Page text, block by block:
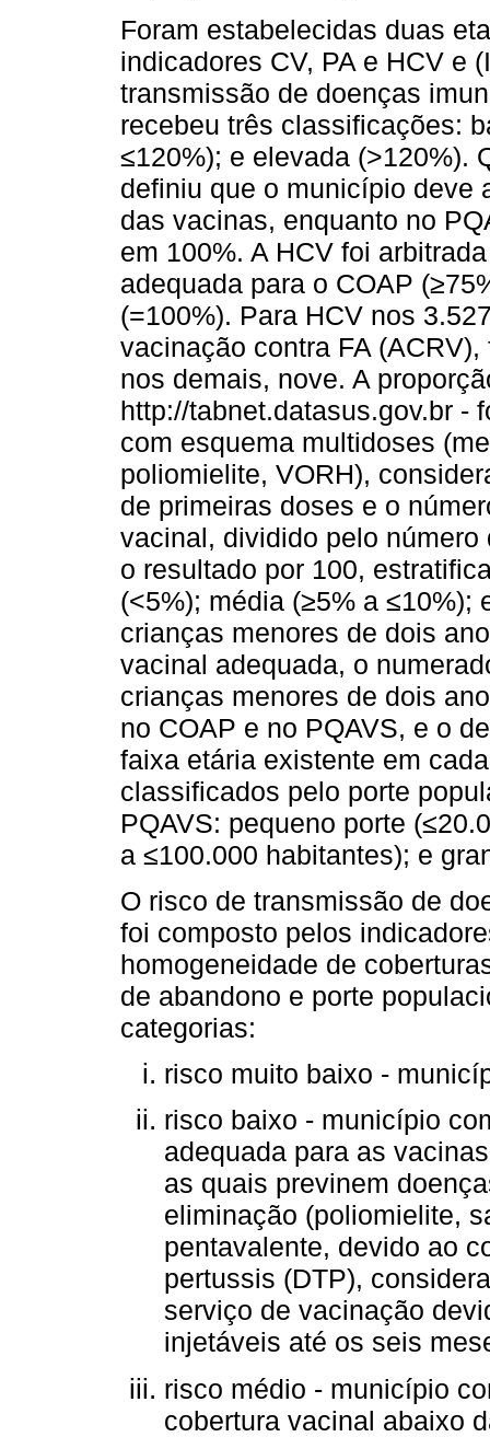
Foram estabelecidas duas
indicadores CV, PA e HCV e
transmissão de doenças
recebeu três classificações:
≤120%); e elevada (>120%).
definiu que o município deve
das vacinas, enquanto no
em 100%. A HCV foi
adequada para o COAP
(=100%). Para HCV nos
vacinação contra FA
nos demais, nove. A
http://tabnet.datasus.gov.br -
com esquema multidoses
poliomielite, VORH),
de primeiras doses e o
vacinal, dividido pelo
o resultado por 100,
(<5%); média (≥5% a ≤10%);
crianças menores de dois
vacinal adequada, o
crianças menores de dois
no COAP e no PQAVS, e o
faixa etária existente em
classificados pelo porte
PQAVS: pequeno porte
a ≤100.000 habitantes); e
O risco de transmissão de
foi composto pelos
homogeneidade de
de abandono e porte
categorias:
risco muito baixo -
risco baixo - município
adequada para as
as quais previnem
eliminação (poliomielite,
pentavalente, devido ao
pertussis (DTP),
serviço de vacinação
injetáveis até os seis
risco médio - município
cobertura vacinal abaixo